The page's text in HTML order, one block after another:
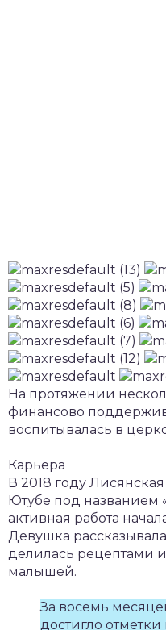
На протяжении
финансово
воспитывалась в
Карьера
В 2018 году
Ютубе под названием
активная работа
Девушка
делилась рецептами
малышей.
За восемь
достигло отметки